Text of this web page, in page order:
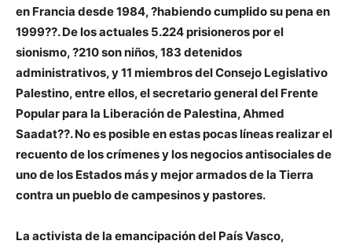
en Francia desde 1984, ?habiendo cumplido su pena en
1999??. De los actuales 5.224 prisioneros por el
sionismo, ?210 son niños, 183 detenidos
administrativos, y 11 miembros del Consejo Legislativo
Palestino, entre ellos, el secretario general del Frente
Popular para la Liberación de Palestina, Ahmed
Saadat??. No es posible en estas pocas líneas realizar el
recuento de los crímenes y los negocios antisociales de
uno de los Estados más y mejor armados de la Tierra
contra un pueblo de campesinos y pastores.
La activista de la emancipación del País Vasco,